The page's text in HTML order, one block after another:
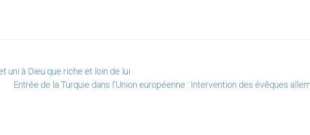
uni à Dieu que riche et loin de lui
Entrée de la Turquie dans l’Union européenne : Intervention des évêques